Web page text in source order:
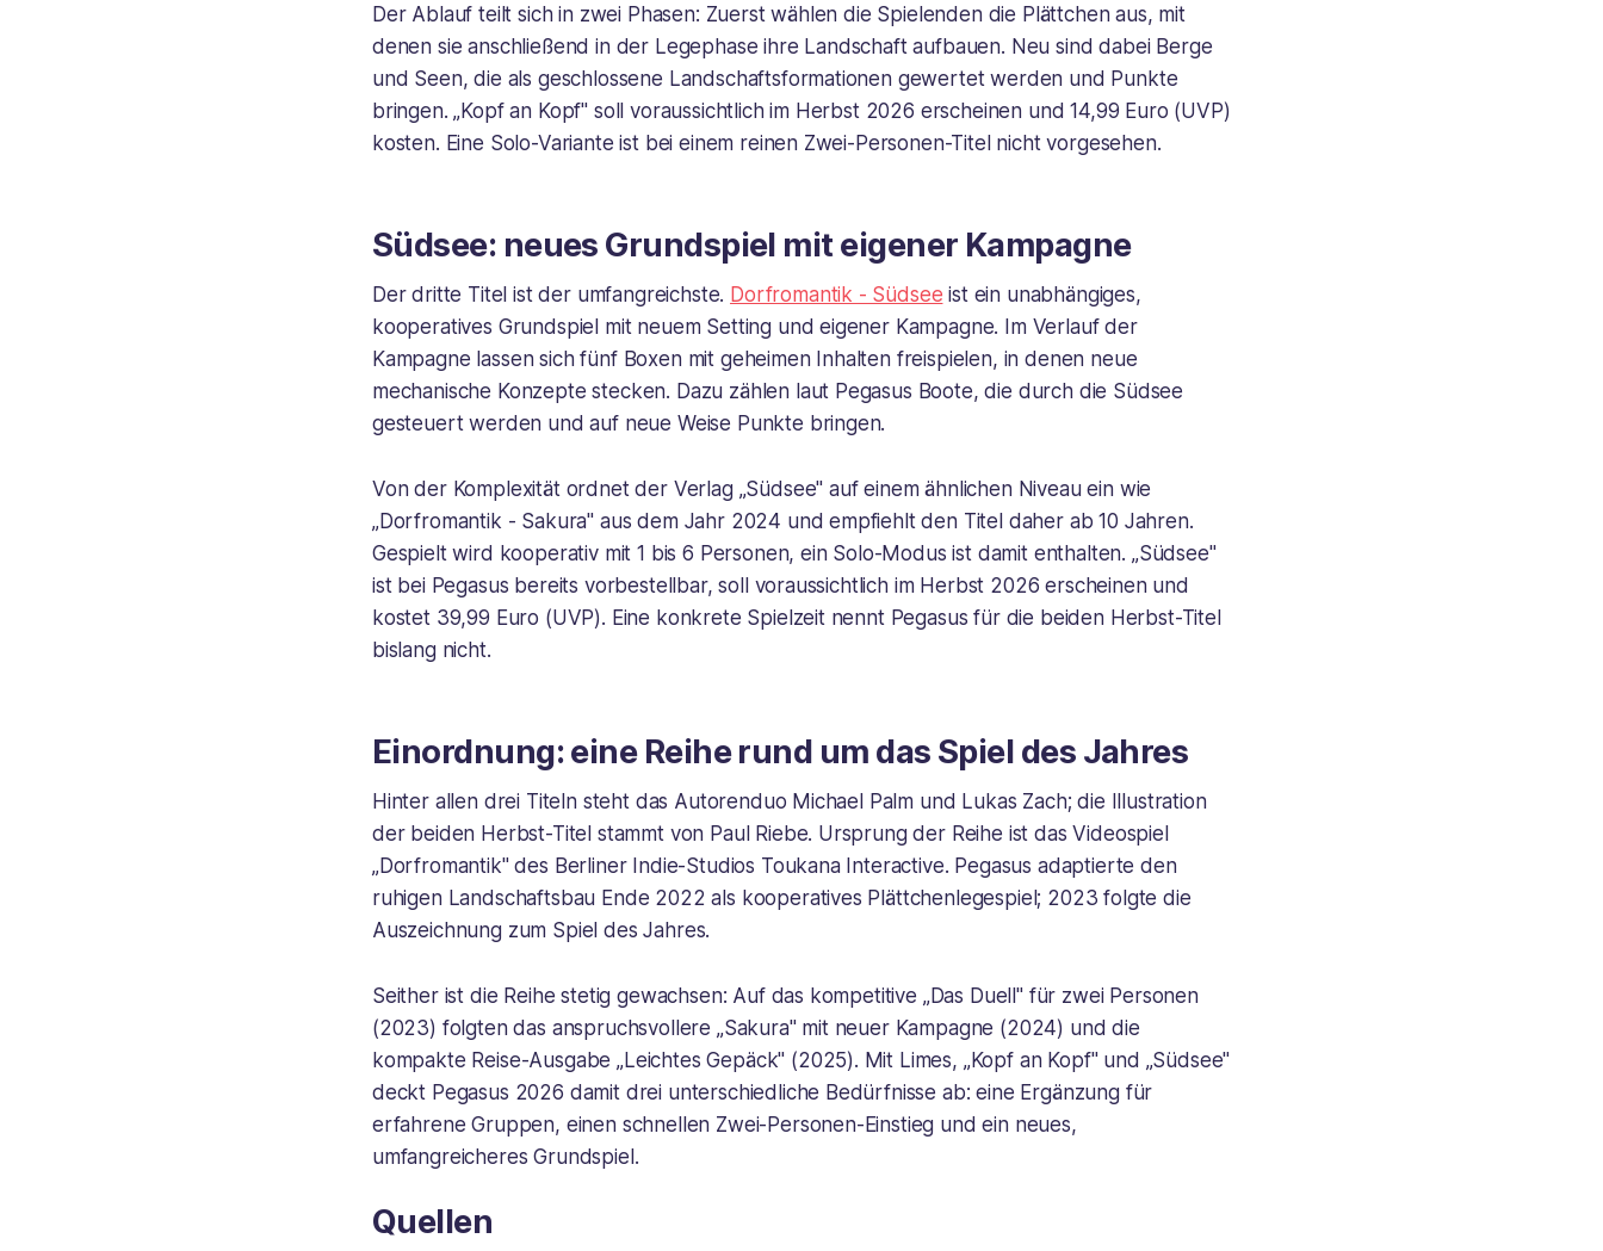
Der Ablauf teilt sich in zwei Phasen: Zuerst wählen die Spielenden die Plättchen aus, mit
denen sie anschließend in der Legephase ihre Landschaft aufbauen. Neu sind dabei Berge
und Seen, die als geschlossene Landschaftsformationen gewertet werden und Punkte
bringen. „Kopf an Kopf" soll voraussichtlich im Herbst 2026 erscheinen und 14,99 Euro (UVP)
kosten. Eine Solo-Variante ist bei einem reinen Zwei-Personen-Titel nicht vorgesehen.
Südsee: neues Grundspiel mit eigener Kampagne
Der dritte Titel ist der umfangreichste. Dorfromantik - Südsee ist ein unabhängiges,
kooperatives Grundspiel mit neuem Setting und eigener Kampagne. Im Verlauf der
Kampagne lassen sich fünf Boxen mit geheimen Inhalten freispielen, in denen neue
mechanische Konzepte stecken. Dazu zählen laut Pegasus Boote, die durch die Südsee
gesteuert werden und auf neue Weise Punkte bringen.
Von der Komplexität ordnet der Verlag „Südsee" auf einem ähnlichen Niveau ein wie
„Dorfromantik - Sakura" aus dem Jahr 2024 und empfiehlt den Titel daher ab 10 Jahren.
Gespielt wird kooperativ mit 1 bis 6 Personen, ein Solo-Modus ist damit enthalten. „Südsee"
ist bei Pegasus bereits vorbestellbar, soll voraussichtlich im Herbst 2026 erscheinen und
kostet 39,99 Euro (UVP). Eine konkrete Spielzeit nennt Pegasus für die beiden Herbst-Titel
bislang nicht.
Einordnung: eine Reihe rund um das Spiel des Jahres
Hinter allen drei Titeln steht das Autorenduo Michael Palm und Lukas Zach; die Illustration
der beiden Herbst-Titel stammt von Paul Riebe. Ursprung der Reihe ist das Videospiel
„Dorfromantik" des Berliner Indie-Studios Toukana Interactive. Pegasus adaptierte den
ruhigen Landschaftsbau Ende 2022 als kooperatives Plättchenlegespiel; 2023 folgte die
Auszeichnung zum Spiel des Jahres.
Seither ist die Reihe stetig gewachsen: Auf das kompetitive „Das Duell" für zwei Personen
(2023) folgten das anspruchsvollere „Sakura" mit neuer Kampagne (2024) und die
kompakte Reise-Ausgabe „Leichtes Gepäck" (2025). Mit Limes, „Kopf an Kopf" und „Südsee"
deckt Pegasus 2026 damit drei unterschiedliche Bedürfnisse ab: eine Ergänzung für
erfahrene Gruppen, einen schnellen Zwei-Personen-Einstieg und ein neues,
umfangreicheres Grundspiel.
Quellen